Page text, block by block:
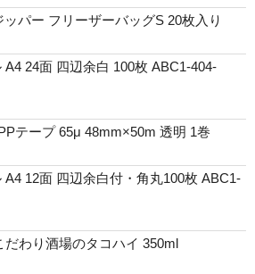
ッパー フリーザーバッグS 20枚入り
A4 24面 四辺余白 100枚 ABC1-404-
テープ 65μ 48mm×50m 透明 1巻
A4 12面 四辺余白付・角丸100枚 ABC1-
だわり酒場のタコハイ 350ml